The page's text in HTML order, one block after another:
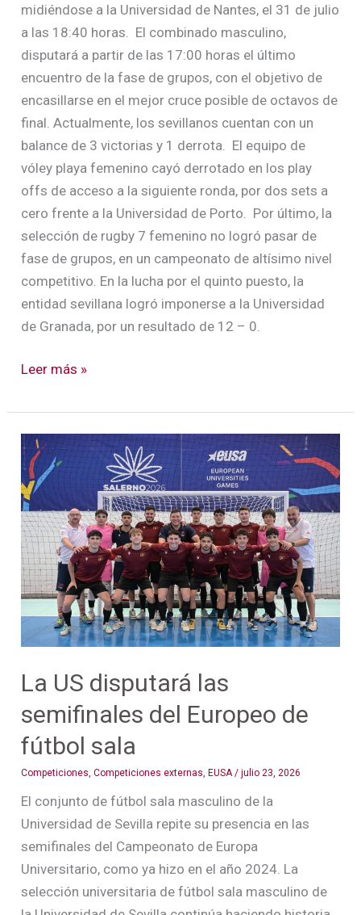
midiéndose a la Universidad de Nantes, el 31 de julio
a las 18:40 horas. El combinado masculino,
disputará a partir de las 17:00 horas el último
encuentro de la fase de grupos, con el objetivo de
encasillarse en el mejor cruce posible de octavos de
final. Actualmente, los sevillanos cuentan con un
balance de 3 victorias y 1 derrota. El equipo de
vóley playa femenino cayó derrotado en los play
offs de acceso a la siguiente ronda, por dos sets a
cero frente a la Universidad de Porto. Por último, la
selección de rugby 7 femenino no logró pasar de
fase de grupos, en un campeonato de altísimo nivel
competitivo. En la lucha por el quinto puesto, la
entidad sevillana logró imponerse a la Universidad
de Granada, por un resultado de 12 – 0.
Leer más »
La US disputará las
semifinales del Europeo de
fútbol sala
Competiciones,Competiciones externas, EUSA/julio 23, 2026
El conjunto de fútbol sala masculino de la
Universidad de Sevilla repite su presencia en las
semifinales del Campeonato de Europa
Universitario, como ya hizo en el año 2024. La
selección universitaria de fútbol sala masculino de
La
US
disputará
las
semifinales
del
Europeo
de
fútbol
sala